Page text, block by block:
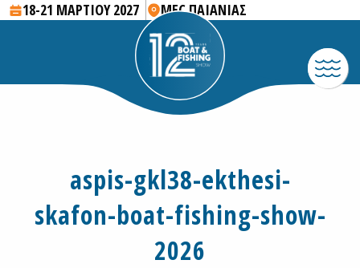
18-21 ΜΑΡΤΙΟΥ 2027 MEC ΠΑΙΑΝΙΑΣ
aspis-gkl38-ekthesi-
skafon-boat-fishing-show-
2026